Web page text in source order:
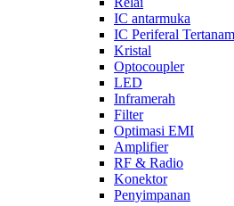
IC antarmuka
IC Periferal Tertanam
Kristal
Optocoupler
LED
Inframerah
Filter
Optimasi EMI
Amplifier
RF & Radio
Konektor
Penyimpanan